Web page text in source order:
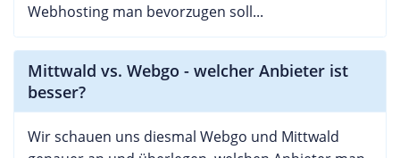
Webhosting man bevorzugen soll...
Mittwald vs. Webgo - welcher Anbieter ist
besser?
Wir schauen uns diesmal Webgo und Mittwald